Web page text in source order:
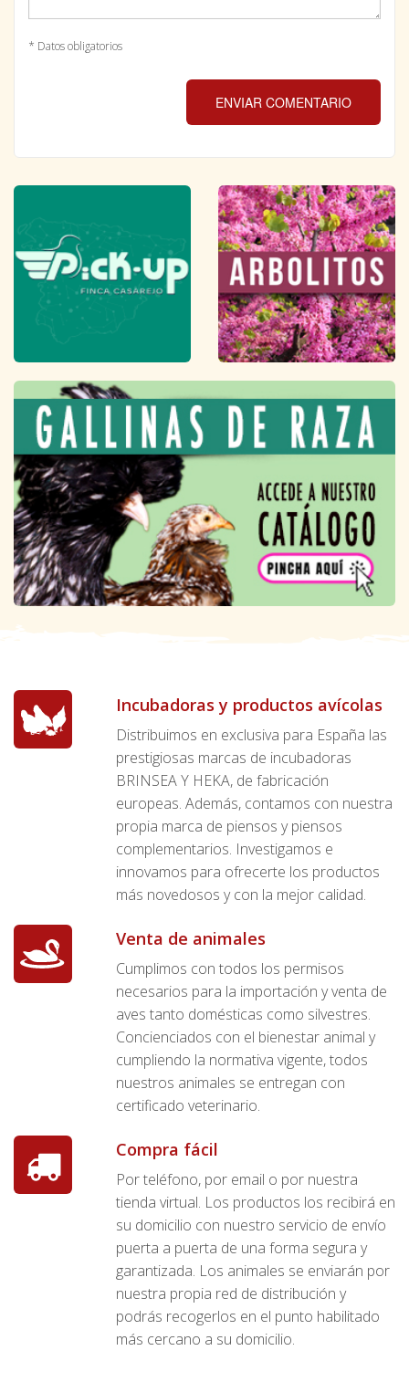
* Datos obligatorios
ENVIAR COMENTARIO
Incubadoras y productos avícolas
Distribuimos en exclusiva para España las
prestigiosas marcas de incubadoras
BRINSEA Y HEKA, de fabricación
europeas. Además, contamos con nuestra
propia marca de piensos y piensos
complementarios. Investigamos e
innovamos para ofrecerte los productos
más novedosos y con la mejor calidad.
Venta de animales
Cumplimos con todos los permisos
necesarios para la importación y venta de
aves tanto domésticas como silvestres.
Concienciados con el bienestar animal y
cumpliendo la normativa vigente, todos
nuestros animales se entregan con
certificado veterinario.
Compra fácil
Por teléfono, por email o por nuestra
tienda virtual. Los productos los recibirá en
su domicilio con nuestro servicio de envío
puerta a puerta de una forma segura y
garantizada. Los animales se enviarán por
nuestra propia red de distribución y
podrás recogerlos en el punto habilitado
más cercano a su domicilio.